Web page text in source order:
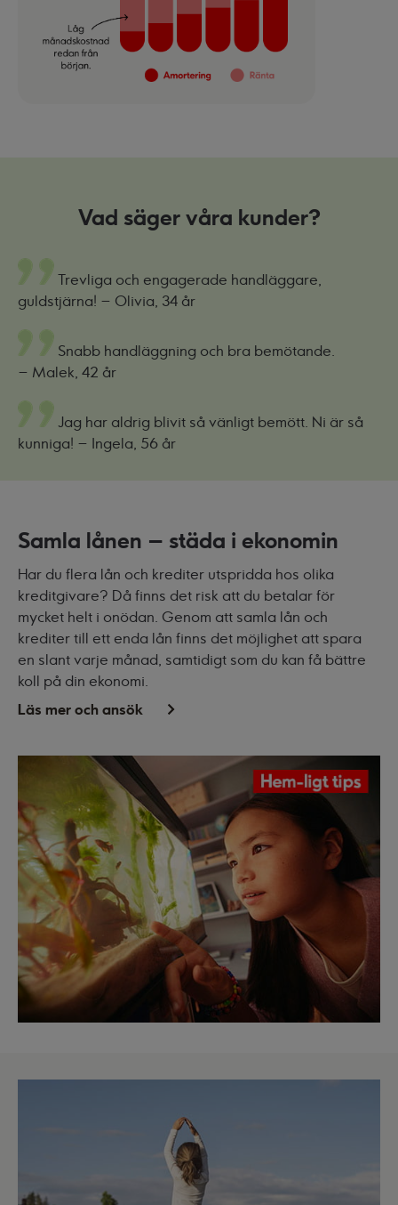
Vad säger våra kunder?
Trevliga och engagerade handläggare,
guldstjärna! – Olivia, 34 år
Snabb handläggning och bra bemötande.
– Malek, 42 år
Jag har aldrig blivit så vänligt bemött. Ni är så
kunniga! – Ingela, 56 år
Samla lånen – städa i ekonomin
Har du flera lån och krediter utspridda hos olika
kreditgivare? Då finns det risk att du betalar för
mycket helt i onödan. Genom att samla lån och
krediter till ett enda lån finns det möjlighet att spara
en slant varje månad, samtidigt som du kan få bättre
koll på din ekonomi.
Läs mer och ansök